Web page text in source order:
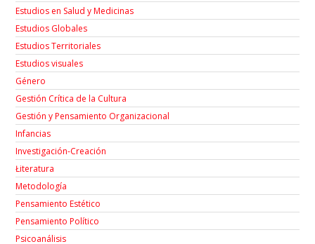
Estudios en Salud y Medicinas
Estudios Globales
Estudios Territoriales
Estudios visuales
Género
Gestión Crítica de la Cultura
Gestión y Pensamiento Organizacional
Infancias
Investigación-Creación
Łiteratura
Metodología
Pensamiento Estético
Pensamiento Político
Psicoanálisis